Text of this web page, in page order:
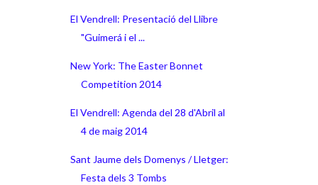
El Vendrell: Presentació del Llibre
"Guimerá i el ...
New York: The Easter Bonnet
Competition 2014
El Vendrell: Agenda del 28 d'Abril al
4 de maig 2014
Sant Jaume dels Domenys / Lletger:
Festa dels 3 Tombs